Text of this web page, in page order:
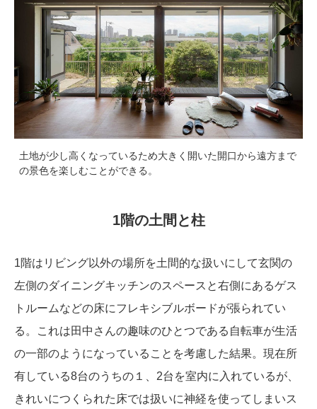
土地が少し高くなっているため大きく開いた開口から遠方まで
の景色を楽しむことができる。
1階の土間と柱
1階はリビング以外の場所を土間的な扱いにして玄関の
左側のダイニングキッチンのスペースと右側にあるゲス
トルームなどの床にフレキシブルボードが張られてい
る。これは田中さんの趣味のひとつである自転車が生活
の一部のようになっていることを考慮した結果。現在所
有している8台のうちの１、2台を室内に入れているが、
きれいにつくられた床では扱いに神経を使ってしまいス